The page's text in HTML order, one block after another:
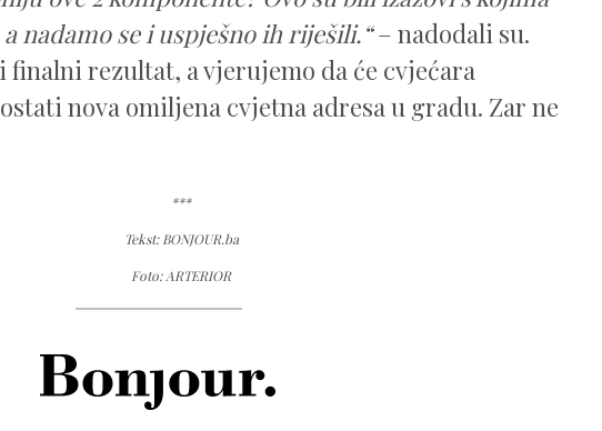
nadamo se i uspješno ih riješili.“– nadodali su.
finalni rezultat, a vjerujemo da će cvjećara
nova omiljena cvjetna adresa u gradu. Zar ne
***
Tekst: BONJOUR.ba
Foto: ARTERIOR